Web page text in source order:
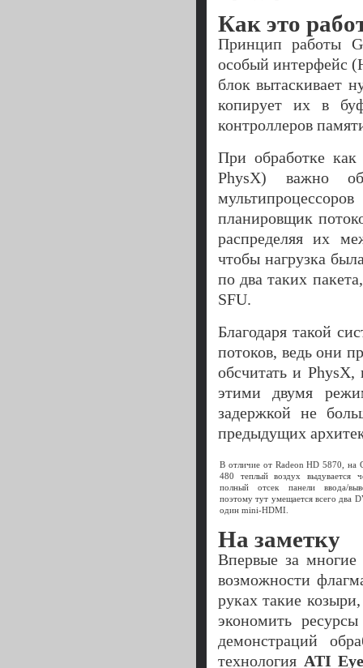
Как это
Принцип работы
особый интерфейс
блок вытаскивает
копирует их в
контроллеров
При обработке как
PhysX) важно
планировщик
распределяя их
чтобы нагрузка
по два таких
SFU.
Благодаря такой
потоков, ведь они
обсчитать и
этими двумя
задержкой не
предыдущих
В отличие от Radeon HD 5870, на
480 теплый воздух выдувается
полный отсек панели ввода/
поэтому тут умещается всего два
один mini-HDMI.
На заметку
Впервые за
возможности
руках такие
экономить
демонстраций
технология ATI